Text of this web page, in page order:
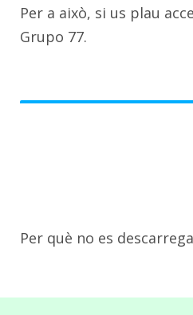
Per a això, si us plau
Grupo 77.
Per què no es